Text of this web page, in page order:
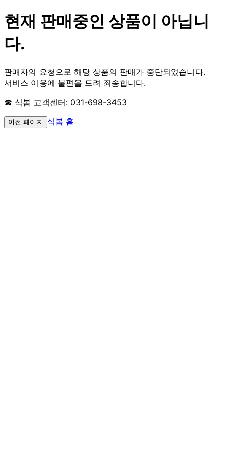
현재 판매중인 상품이 아닙니
다.
판매자의 요청으로 해당 상품의 판매가 중단되었습니다.
서비스 이용에 불편을 드려 죄송합니다.
☎ 식봄 고객센터: 031-698-3453
이전 페이지 식봄 홈